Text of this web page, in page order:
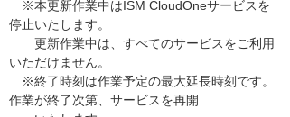
※本更新作業中はISM CloudOneサービスを
停止いたします。
更新作業中は、すべてのサービスをご利用
いただけません。
※終了時刻は作業予定の最大延長時刻です。
作業が終了次第、サービスを再開